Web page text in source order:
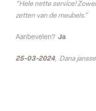
“Hele nette service!
zetten van de meubels.”
Aanbevelen? Ja
25-03-2024, Dana